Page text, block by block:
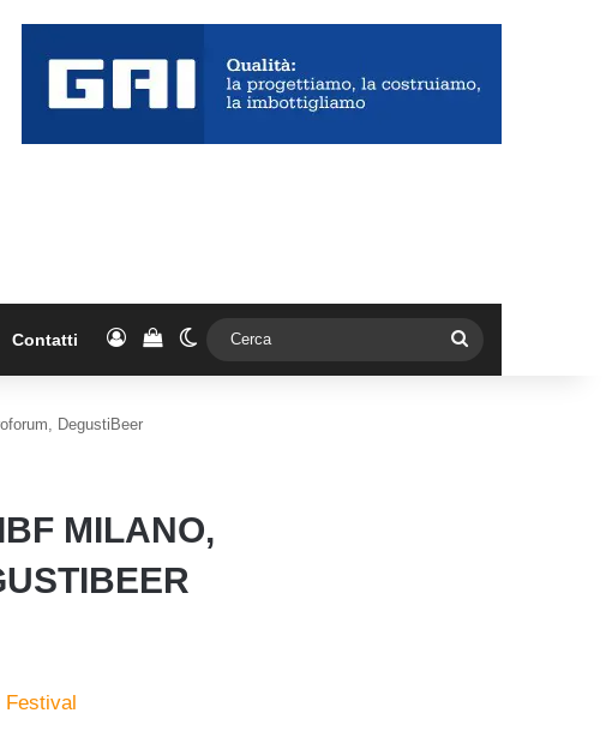
Contatti AccediVedi il carrello
Cambia aspetto
DegustiBeer
MILANO,